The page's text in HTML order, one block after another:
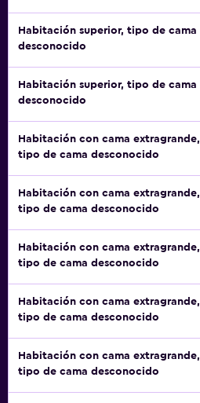
Habitación superior, tipo de cama
desconocido
Habitación superior, tipo de cama
desconocido
Habitación con cama extragrande,
tipo de cama desconocido
Habitación con cama extragrande,
tipo de cama desconocido
Habitación con cama extragrande,
tipo de cama desconocido
Habitación con cama extragrande,
tipo de cama desconocido
Habitación con cama extragrande,
tipo de cama desconocido